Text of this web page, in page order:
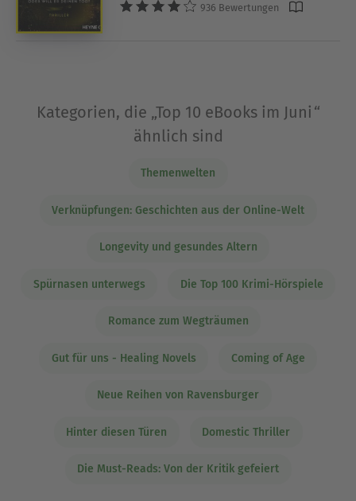
936 Bewertungen
Kategorien, die „Top 10 eBooks im Juni“
ähnlich sind
Themenwelten
Verknüpfungen: Geschichten aus der Online-Welt
Longevity und gesundes Altern
Spürnasen unterwegs Die Top 100 Krimi-Hörspiele
Romance zum Wegträumen
Gut für uns - Healing Novels Coming of Age
Neue Reihen von Ravensburger
Hinter diesen Türen Domestic Thriller
Die Must-Reads: Von der Kritik gefeiert